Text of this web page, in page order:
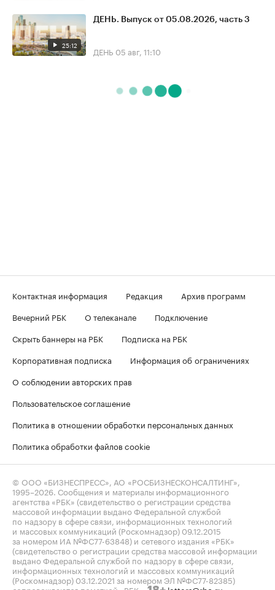
25:12
ДЕНЬ. Выпуск от 05.08.2026, часть 3
ДЕНЬ 05 авг, 11:10
Контактная информация Редакция
Архив программ
Вечерний РБК
О телеканале
Подключение
Скрыть баннеры на РБК
Подписка на РБК
Корпоративная подписка
Информация об ограничениях
О соблюдении авторских прав
Пользовательское соглашение
Политика в отношении обработки персональных данных
Политика обработки файлов cookie
© ООО «БИЗНЕСПРЕСС», АО «РОСБИЗНЕСКОНСАЛТИНГ»,
1995–2026 . Сообщения и материалы информационного
агентства «РБК» (свидетельство о регистрации средства
массовой информации выдано Федеральной службой
по надзору в сфере связи, информационных технологий
и массовых коммуникаций (Роскомнадзор) 09.12.2015
за номером ИА №ФС77-63848) и сетевого издания «РБК»
(свидетельство о регистрации средства массовой информации
выдано Федеральной службой по надзору в сфере связи,
информационных технологий и массовых коммуникаций
(Роскомнадзор) 03.12.2021 за номером ЭЛ №ФС77-82385)